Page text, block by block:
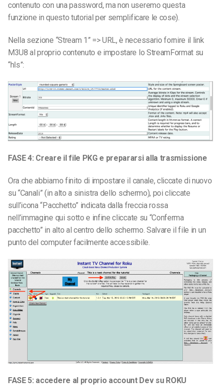
contenuto con una password, ma non useremo questa
funzione in questo tutorial per semplificare le cose).
Nella sezione “Stream 1” => URL, è necessario fornire il link
M3U8 al proprio contenuto e impostare lo StreamFormat su
“hls”:
FASE 4: Creare il file PKG e prepararsi alla trasmissione
Ora che abbiamo finito di impostare il canale, cliccate di nuovo
su “Canali” (in alto a sinistra dello schermo), poi cliccate
sull’icona “Pacchetto” indicata dalla freccia rossa
nell’immagine qui sotto e infine cliccate su “Conferma
pacchetto” in alto al centro dello schermo. Salvare il file in un
punto del computer facilmente accessibile.
FASE 5: accedere al proprio account Dev su ROKU